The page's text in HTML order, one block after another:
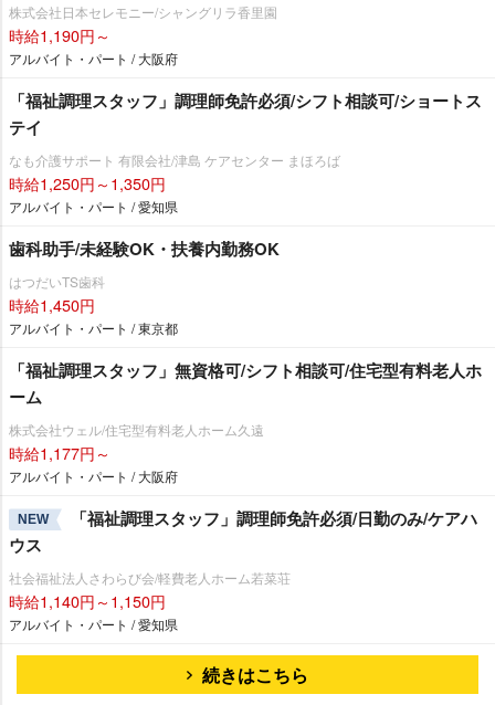
株式会社日本セレモニー/シャングリラ香里園
時給1,190円～
アルバイト・パート / 大阪府
「福祉調理スタッフ」調理師免許必須/シフト相談可/ショートス
テイ
なも介護サポート 有限会社/津島 ケアセンター まほろば
時給1,250円～1,350円
アルバイト・パート / 愛知県
歯科助手/未経験OK・扶養内勤務OK
はつだいTS歯科
時給1,450円
アルバイト・パート / 東京都
「福祉調理スタッフ」無資格可/シフト相談可/住宅型有料老人ホ
ーム
株式会社ウェル/住宅型有料老人ホーム久遠
時給1,177円～
アルバイト・パート / 大阪府
NEW
「福祉調理スタッフ」調理師免許必須/日勤のみ/ケアハ
ウス
社会福祉法人さわらび会/軽費老人ホーム若菜荘
時給1,140円～1,150円
アルバイト・パート / 愛知県
続きはこちら